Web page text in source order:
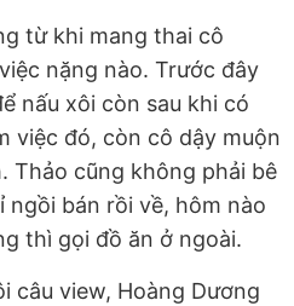
từ khi mang thai cô
nặng nào. Trước đây
nấu xôi còn sau khi có
việc đó, còn cô dậy muộn
Thảo cũng không phải bê
ngồi bán rồi về, hôm nào
thì gọi đồ ăn ở ngoài.
câu view, Hoàng Dương